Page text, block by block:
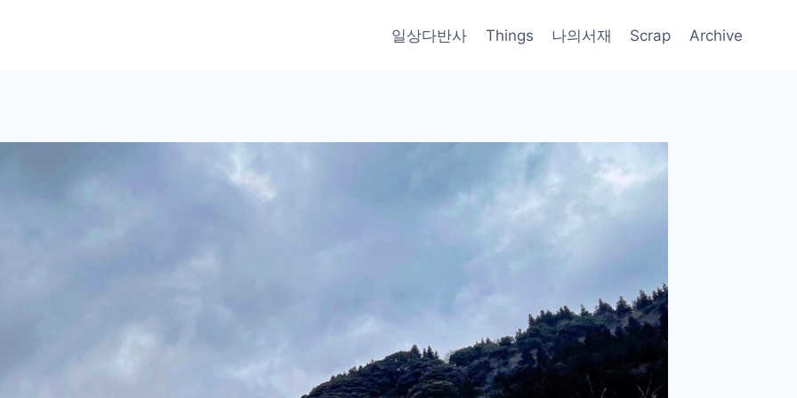
일상다반사 Things 나의서재 Scrap Archive